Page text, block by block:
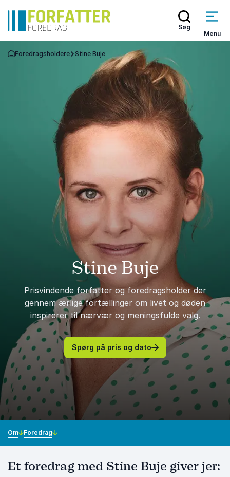
Søg
Menu
Tilbage til forsiden
Foredragsholdere Stine Buje
Stine Buje
Prisvindende forfatter og foredragsholder der
gennem ærlige fortællinger om livet og døden
inspirerer til nærvær og meningsfulde valg.
Spørg på pris og dato
Om Foredrag
Et foredrag med Stine Buje giver jer: